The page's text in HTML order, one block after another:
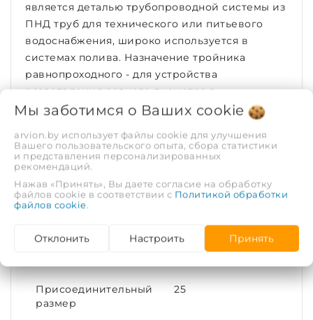
является деталью трубопроводной системы из
ПНД труб для технического или питьевого
водоснабжения, широко используется в
системах полива. Назначение тройника
равнопроходного - для устройства
разветвления равного диаметра в
пластиковых трубопроводах. Линейка
полипропилен.
ХАРАКТЕРИСТИКИ
Рабочая среда
Диаметр условный
25
Присоединительный
размер
25
Мы заботимся о Ваших cookie
arvion.by использует файлы cookie для улучшения
Вашего пользовательского опыта, сбора статистики
и представления персонализированных
рекомендаций.
Нажав «Принять», Вы даете согласие на обработку
файлов cookie в соответствии с Политикой обработки
файлов cookie.
Отклонить Настроить Принять